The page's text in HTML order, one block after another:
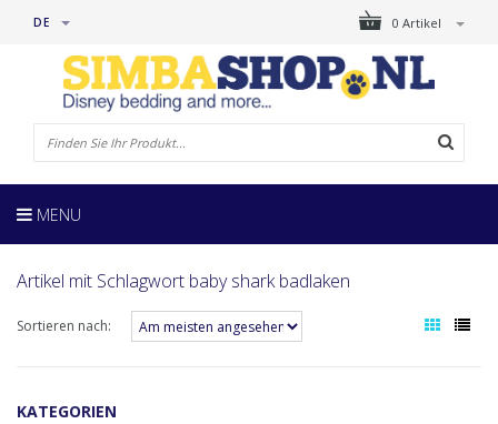
0 Artikel
DE
MENU
Artikel mit Schlagwort baby shark badlaken
Sortieren nach:
KATEGORIEN